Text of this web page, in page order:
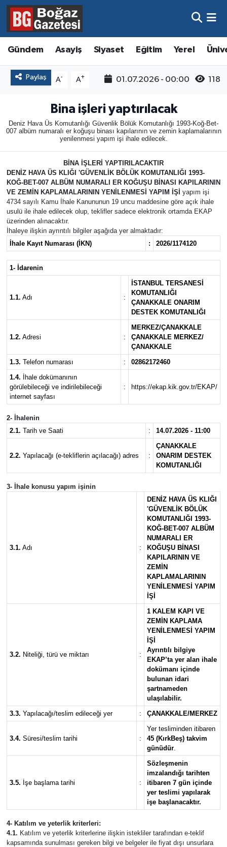
Gündem Asayiş Siyaset Eğitim Yerel
Paylaş A- A+ 01.07.2026 - 00:00 118
Bina işleri yaptırılacak
Deniz Hava Üs Komutanlığı Güvenlik Bölük Komutanlığı 1993-Koğ-Bet-
007 albüm numaralı er koğuşu binası kapılarının ve zemin kaplamalarının
yenilenmesi yapım işi ihale edilecek.
BİNA İŞLERİ YAPTIRILACAKTIR
DENİZ HAVA ÜS KLIĞI 'GÜVENLİK BÖLÜK KOMUTANLIĞI 1993-
KOĞ-BET-007 ALBÜM NUMARALI ER KOĞUŞU BİNASI KAPILARININ
VE ZEMİN KAPLAMALARININ YENİLENMESİ YAPIM İŞİ yapım işi
4734 sayılı Kamu İhale Kanununun 19 uncu maddesine göre açık ihale
usulü ile ihale edilecek olup, teklifler sadece elektronik ortamda EKAP
üzerinden alınacaktır.
İhaleye ilişkin ayrıntılı bilgiler aşağıda yer almaktadır:
İhale Kayıt Numarası (İKN)
: 2026/1174120
1- İdarenin
1.1. Adı :
İSTANBUL TERSANESİ
KOMUTANLIĞI
ÇANAKKALE ONARIM
DESTEK KOMUTANLIĞI
1.2. Adresi :
MERKEZ/ÇANAKKALE
ÇANAKKALE MERKEZ/
ÇANAKKALE
1.3. Telefon numarası :
02862172460
1.4. İhale dokümanının
görülebileceği ve indirilebileceği
internet sayfası
: https://ekap.kik.gov.tr/EKAP/
2- İhalenin
2.1. Tarih ve Saati : 14.07.2026 - 11:00
2.2. Yapılacağı (e-tekliflerin açılacağı) adres :
ÇANAKKALE
ONARIM DESTEK
KOMUTANLIĞI
3- İhale konusu yapım işinin
3.1. Adı :
DENİZ HAVA ÜS KLIĞI
'GÜVENLİK BÖLÜK
KOMUTANLIĞI 1993-
KOĞ-BET-007 ALBÜM
NUMARALI ER
KOĞUŞU BİNASI
KAPILARININ VE
ZEMİN
KAPLAMALARININ
YENİLENMESİ YAPIM
İŞİ
3.2. Niteliği, türü ve miktarı :
1 KALEM KAPI VE
ZEMİN KAPLAMA
YENİLENMESİ YAPIM
İŞİ
Ayrıntılı bilgiye
EKAP’ta yer alan ihale
dokümanı içinde
bulunan idari
şartnameden
ulaşılabilir.
3.3. Yapılacağı/teslim edileceği yer : ÇANAKKALE/MERKEZ
3.4. Süresi/teslim tarihi :
Yer tesliminden itibaren
45 (KırkBeş) takvim
günüdür.
3.5. İşe başlama tarihi :
Sözleşmenin
imzalandığı tarihten
itibaren 7 gün içinde
yer teslimi yapılarak
işe başlanacaktır.
4- Katılım ve yeterlik kriterleri:
4.1. Katılım ve yeterlik kriterlerine ilişkin istekliler tarafından e-teklif
kapsamında sunulması gereken bilgi ve belgeler ile fiyat dışı unsurlara
Asayiş
Eğitim
Kültür ve Sanat
Magazin
Resmi İlanlar
Sağlık
Hava Durumu
Trafik Durumu
Tüm Manşetler
Son Dakika Haberleri
Haber Arşivi